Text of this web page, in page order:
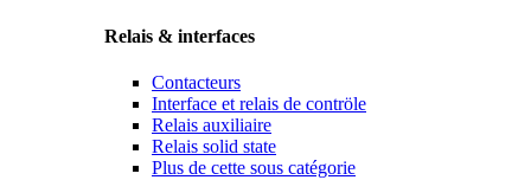
Relais & interfaces
Contacteurs
Interface et relais de contröle
Relais auxiliaire
Relais solid state
Plus de cette sous catégorie